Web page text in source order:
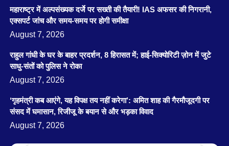
महाराष्ट्र में अल्पसंख्यक दर्जे पर सख्ती की तैयारी! IAS अफसर की निगरानी,
एक्सपर्ट जांच और समय-समय पर होगी समीक्षा
August 7, 2026
राहुल गांधी के घर के बाहर प्रदर्शन, 8 हिरासत में; हाई-सिक्योरिटी ज़ोन में जुटे
साधु-संतों को पुलिस ने रोका
August 7, 2026
‘गृहमंत्री कब आएंगे, यह विपक्ष तय नहीं करेगा’: अमित शाह की गैरमौजूदगी पर
संसद में घमासान, रिजीजू के बयान से और भड़का विवाद
August 7, 2026